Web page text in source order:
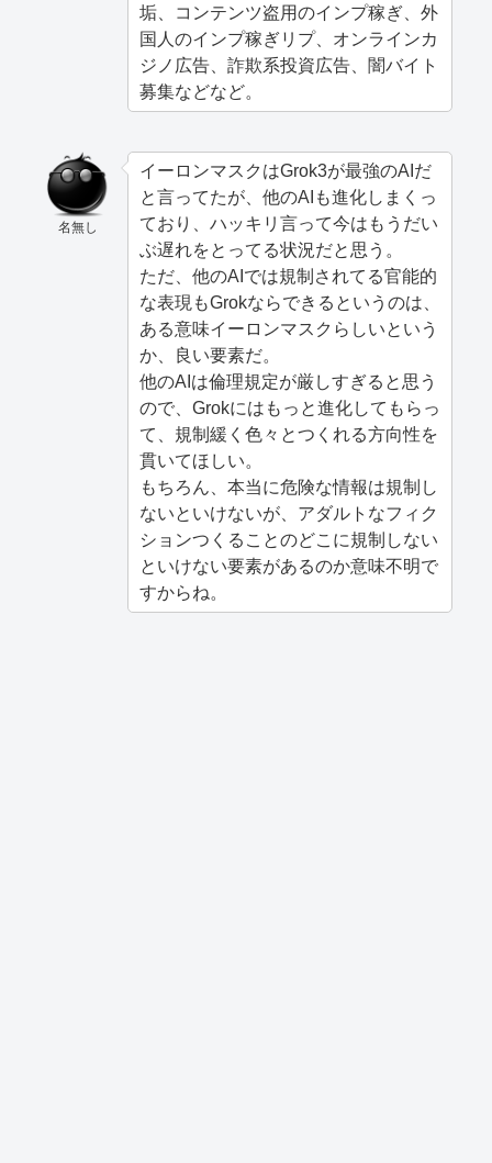
垢、コンテンツ盗用のインプ稼ぎ、外
国人のインプ稼ぎリプ、オンラインカ
ジノ広告、詐欺系投資広告、闇バイト
募集などなど。
名無し
イーロンマスクはGrok3が最強のAIだ
と言ってたが、他のAIも進化しまくっ
ており、ハッキリ言って今はもうだい
ぶ遅れをとってる状況だと思う。
ただ、他のAIでは規制されてる官能的
な表現もGrokならできるというのは、
ある意味イーロンマスクらしいという
か、良い要素だ。
他のAIは倫理規定が厳しすぎると思う
ので、Grokにはもっと進化してもらっ
て、規制緩く色々とつくれる方向性を
貫いてほしい。
もちろん、本当に危険な情報は規制し
ないといけないが、アダルトなフィク
ションつくることのどこに規制しない
といけない要素があるのか意味不明で
すからね。